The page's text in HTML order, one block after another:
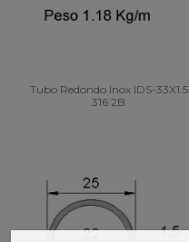
Tubo Redondo Inox IDS-33X1.5
316 2B